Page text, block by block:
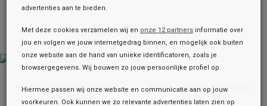
Aanbevolen producten
Sub55 Comfort Collection
Sub55 Comfort Collection
advertenties aan te bieden.
Met deze cookies verzamelen wij en onze 12 partners informatie over
jou en volgen we jouw internetgedrag binnen, en mogelijk ook buiten
onze website aan de hand van unieke identificatoren, zoals je
browsergegevens. Wij bouwen zo jouw persoonlijke profiel op.
Hiermee passen wij onze website en communicatie aan op jouw
voorkeuren. Ook kunnen we zo relevante advertenties laten zien op